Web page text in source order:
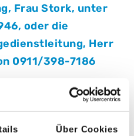
Über Cookies
Frau Stork, unter
oder die
Herr
0911/398-7186